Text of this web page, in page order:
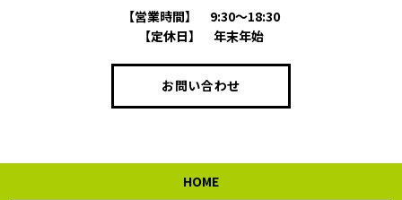
【営業時間】
9:30～18:30
【定休日】
年末年始
お問い合わせ
HOME